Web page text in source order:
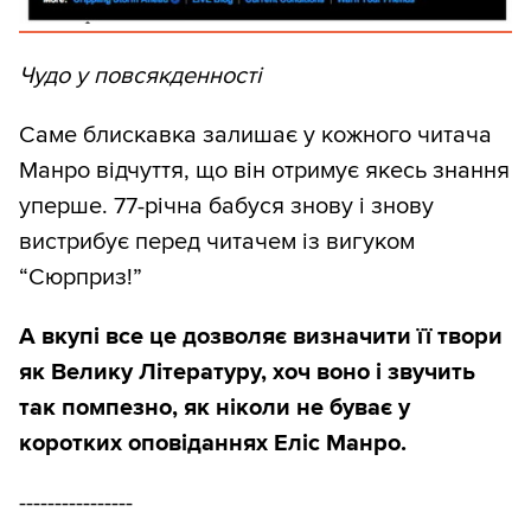
Чудо у повсякденності
Саме блискавка залишає у кожного читача
Манро відчуття, що він отримує якесь знання
уперше. 77-річна бабуся знову і знову
вистрибує перед читачем із вигуком
“Сюрприз!”
А вкупі все це дозволяє визначити її твори
як Велику Літературу, хоч воно і звучить
так помпезно, як ніколи не буває у
коротких оповіданнях Еліс Манро.
----------------